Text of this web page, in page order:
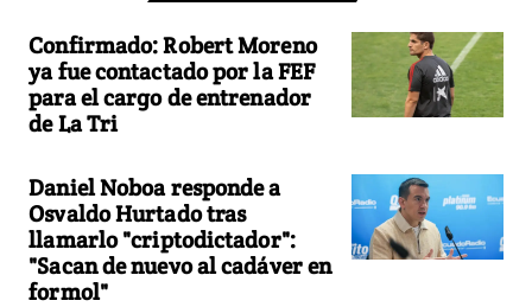
Confirmado: Robert Moreno
ya fue contactado por la FEF
para el cargo de entrenador
de La Tri
Daniel Noboa responde a
Osvaldo Hurtado tras
llamarlo "criptodictador":
"Sacan de nuevo al cadáver en
formol"